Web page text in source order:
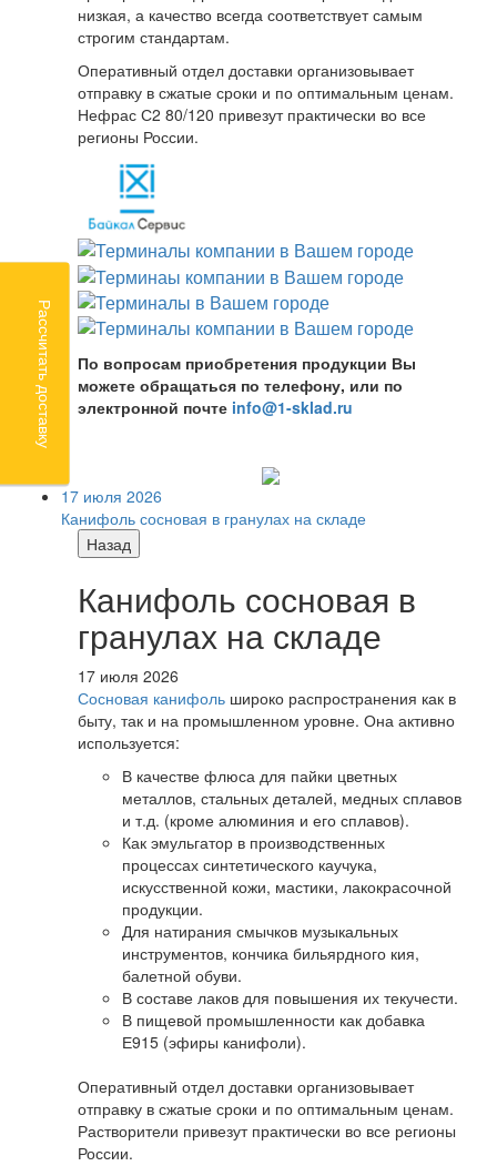
низкая, а качество всегда соответствует самым
строгим стандартам.
Оперативный отдел доставки организовывает
отправку в сжатые сроки и по оптимальным ценам.
Нефрас С2 80/120 привезут практически во все
регионы России.
По вопросам приобретения продукции Вы
можете обращаться по телефону, или по
электронной почте info@1-sklad.ru
17 июля 2026
Канифоль сосновая в гранулах на складе
Назад
Канифоль сосновая в
гранулах на складе
17 июля 2026
Сосновая канифоль широко распространения как в
быту, так и на промышленном уровне. Она активно
используется:
В качестве флюса для пайки цветных
металлов, стальных деталей, медных сплавов
и т.д. (кроме алюминия и его сплавов).
Как эмульгатор в производственных
процессах синтетического каучука,
искусственной кожи, мастики, лакокрасочной
продукции.
Для натирания смычков музыкальных
инструментов, кончика бильярдного кия,
балетной обуви.
В составе лаков для повышения их текучести.
В пищевой промышленности как добавка
Е915 (эфиры канифоли).
Оперативный отдел доставки организовывает
отправку в сжатые сроки и по оптимальным ценам.
Растворители привезут практически во все регионы
России.
Рассчитать доставку